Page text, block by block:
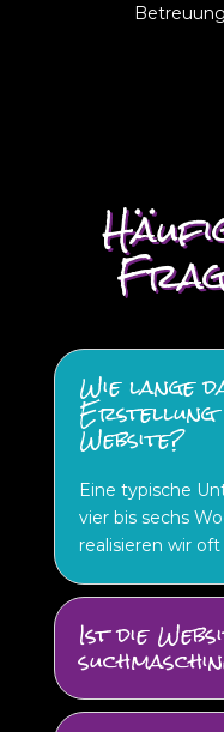
Wie lange
Erstellung
Website?
Eine typische
vier bis sechs
realisieren wir
Ist die